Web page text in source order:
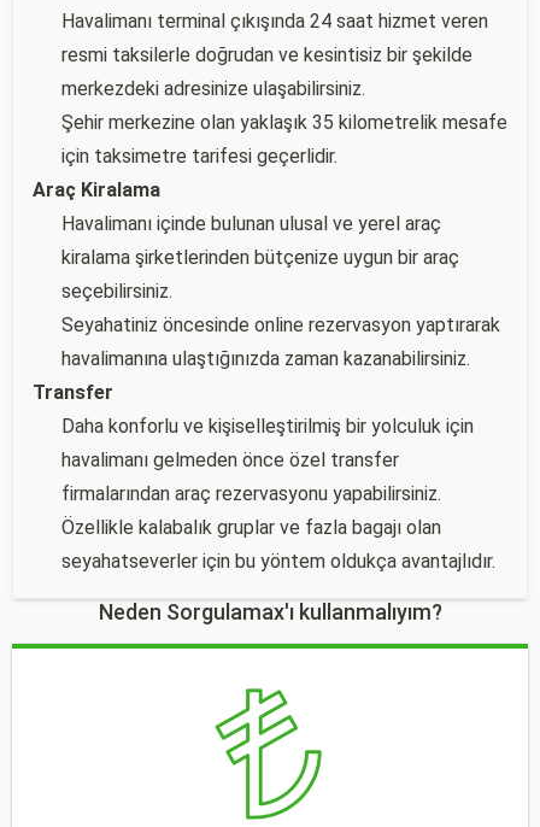
Havalimanı terminal çıkışında 24 saat hizmet veren
resmi taksilerle doğrudan ve kesintisiz bir şekilde
merkezdeki adresinize ulaşabilirsiniz.
Şehir merkezine olan yaklaşık 35 kilometrelik mesafe
için taksimetre tarifesi geçerlidir.
Araç Kiralama
Havalimanı içinde bulunan ulusal ve yerel araç
kiralama şirketlerinden bütçenize uygun bir araç
seçebilirsiniz.
Seyahatiniz öncesinde online rezervasyon yaptırarak
havalimanına ulaştığınızda zaman kazanabilirsiniz.
Transfer
Daha konforlu ve kişiselleştirilmiş bir yolculuk için
havalimanı gelmeden önce özel transfer
firmalarından araç rezervasyonu yapabilirsiniz.
Özellikle kalabalık gruplar ve fazla bagajı olan
seyahatseverler için bu yöntem oldukça avantajlıdır.
Neden Sorgulamax'ı kullanmalıyım?